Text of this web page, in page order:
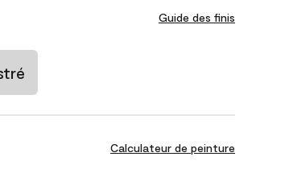
Guide des finis
Calculateur de peinture